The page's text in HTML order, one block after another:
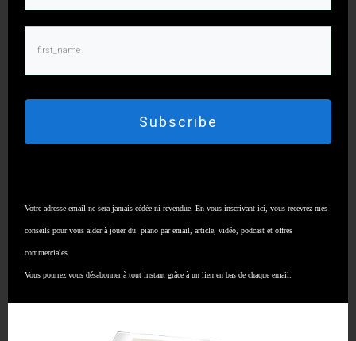
Là, qu’est-ce qui s’est passé ? J’ai accéléré et je
ralentis, et je repars. Voilà, je prends mon temps et
le catalogue Les Clés Du Piano, vous pouvez y
accéder par le lien ci-dessous:
Subscribe
Votre adresse email ne sera jamais cédée ni revendue. En vous inscrivant ici, vous recevrez mes
conseils pour vous aider à jouer du piano par email, article, vidéo, podcast et offres
commerciales.
Vous pourrez vous désabonner à tout instant grâce à un lien en bas de chaque email.